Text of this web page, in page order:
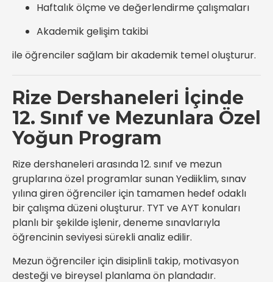
Haftalık ölçme ve değerlendirme çalışmaları
Akademik gelişim takibi
ile öğrenciler sağlam bir akademik temel oluşturur.
Rize Dershaneleri İçinde
12. Sınıf ve Mezunlara Özel
Yoğun Program
Rize dershaneleri arasında 12. sınıf ve mezun
gruplarına özel programlar sunan Yediiklim, sınav
yılına giren öğrenciler için tamamen hedef odaklı
bir çalışma düzeni oluşturur. TYT ve AYT konuları
planlı bir şekilde işlenir, deneme sınavlarıyla
öğrencinin seviyesi sürekli analiz edilir.
Mezun öğrenciler için disiplinli takip, motivasyon
desteği ve bireysel planlama ön plandadır.